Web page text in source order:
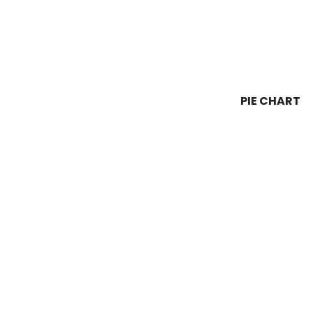
PIE CHART